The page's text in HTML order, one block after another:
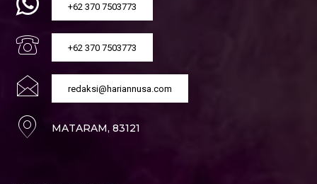
+62 370 7503773
+62 370 7503773
redaksi@hariannusa.com
MATARAM, 83121